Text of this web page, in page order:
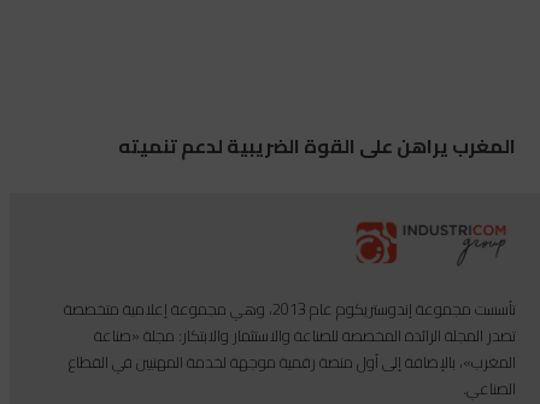
المغرب يراهن على القوة الضريبية لدعم تنميته
تأسست مجموعة إندوستريكوم عام 2013، وهي مجموعة إعلامية متخصصة
تصدر المجلة الرائدة المخصصة للصناعة والاستثمار والابتكار: مجلة «صناعة
المغرب»، بالإضافة إلى أول منصة رقمية موجهة لخدمة المهنيين في القطاع
الصناعي.